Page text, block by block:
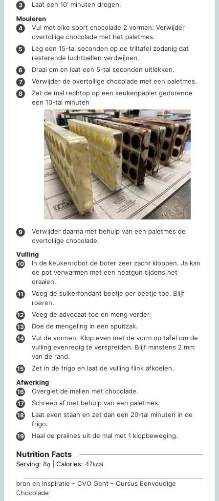
Laat een 10' minuten drogen.
Mouleren
Vul met elke soort chocolade 2 vormen. Verwijder
overtollige chocolade met het paletmes.
Leg een 15-tal seconden op de triltafel zodanig dat
resterende luchtbellen verdwijnen.
Draai om en laat een 5-tal seconden uitlekken.
Verwijder de overtollige chocolade met een paletmes.
Zet de mal rechtop op een keukenpapier gedurende
een 10-tal minuten
Verwijder daarna met behulp van een paletmes de
overtollige chocolade.
Vulling
In de keukenrobot de boter zeer zacht kloppen. Ja kan
de pot verwarmen met een heatgun tijdens het
draaien.
Voeg de suikerfondant beetje per beetje toe. Blijf
roeren.
Voeg de advocaat toe en meng verder.
Doe de mengeling in een spuitzak.
Vul de vormen. Klop even met de vorm op tafel om de
vulling evenredig te verspreiden. Blijf minstens 2 mm
van de rand.
Zet in de frigo en laat de vulling flink afkoelen.
Afwerking
Overgiet de mallen met chocolade.
Schreep af met behulp van een paletmes.
Laat even staan en zet dan een 20-tal minuten in de
frigo.
Haal de pralines uit de mal met 1 klopbeweging.
Nutrition Facts
Serving:8g |Calories:47kcal
bron en inspiratie – CVO Gent – Cursus Eenvoudige
Chocolade